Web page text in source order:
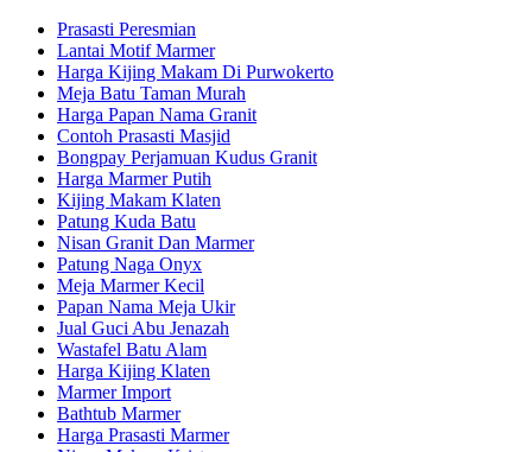
Prasasti Peresmian
Lantai Motif Marmer
Harga Kijing Makam Di Purwokerto
Meja Batu Taman Murah
Harga Papan Nama Granit
Contoh Prasasti Masjid
Bongpay Perjamuan Kudus Granit
Harga Marmer Putih
Kijing Makam Klaten
Patung Kuda Batu
Nisan Granit Dan Marmer
Patung Naga Onyx
Meja Marmer Kecil
Papan Nama Meja Ukir
Jual Guci Abu Jenazah
Wastafel Batu Alam
Harga Kijing Klaten
Marmer Import
Bathtub Marmer
Harga Prasasti Marmer